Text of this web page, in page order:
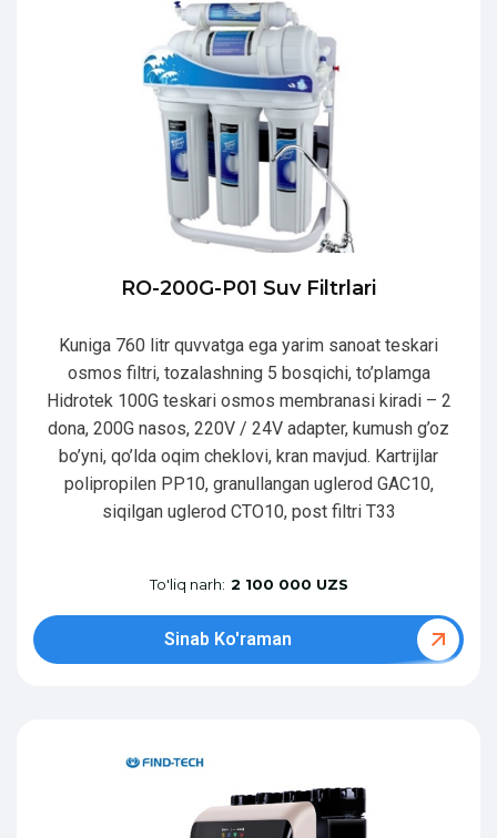
RO-200G-P01 Suv Filtrlari
Kuniga 760 litr quvvatga ega yarim sanoat teskari
osmos filtri, tozalashning 5 bosqichi, to’plamga
Hidrotek 100G teskari osmos membranasi kiradi – 2
dona, 200G nasos, 220V / 24V adapter, kumush g’oz
bo’yni, qo’lda oqim cheklovi, kran mavjud. Kartrijlar
polipropilen PP10, granullangan uglerod GAC10,
siqilgan uglerod CTO10, post filtri T33
To'liq narh: 2 100 000 UZS
Sinab Ko'raman